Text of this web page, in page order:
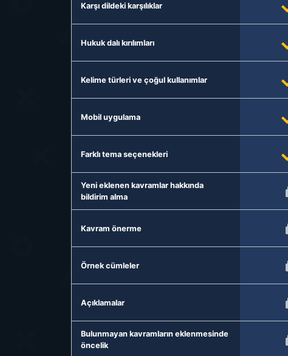
Karşı dildeki karşılıklar
Hukuk dalı kırılımları
Kelime türleri ve çoğul kullanımlar
Mobil uygulama
Farklı tema seçenekleri
Yeni eklenen kavramlar hakkında
bildirim alma
Kavram önerme
Örnek cümleler
Açıklamalar
Bulunmayan kavramların eklenmesinde
öncelik